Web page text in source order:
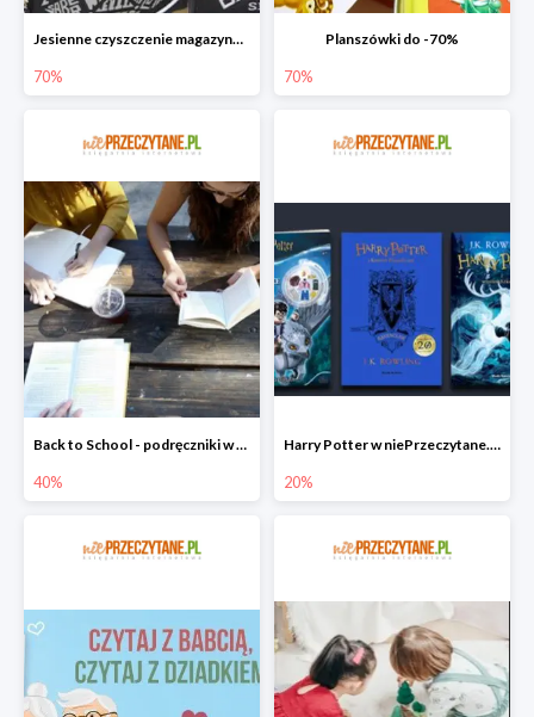
Jesienne czyszczenie magazynu do -70%
70%
Planszówki do -70%
70%
Back to School - podręczniki w niePrzeczytane.pl do -40%
40%
Harry Potter w niePrzeczytane.pl do -20%
20%